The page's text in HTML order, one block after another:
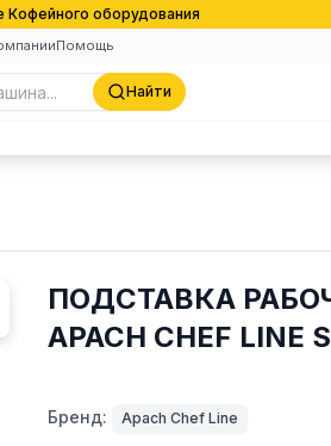
Кофейного оборудования
Помощь
Найти
ПОДСТАВКА
APACH CHEF LINE
Бренд: Apach Chef Line